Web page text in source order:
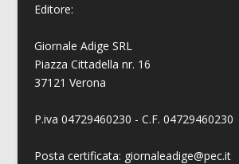
Editore:
Giornale Adige SRL
Piazza Cittadella nr. 16
37121 Verona
P.iva 04729460230 - C.F. 04729460230
Posta certificata: giornaleadige@pec.it